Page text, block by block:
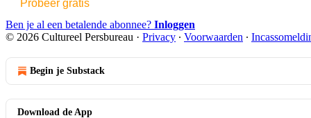
Probeer gratis
Ben je al een betalende abonnee? Inloggen
© 2026 Cultureel Persbureau · Privacy ∙ Voorwaarden ∙
Begin je Substack
Download de App